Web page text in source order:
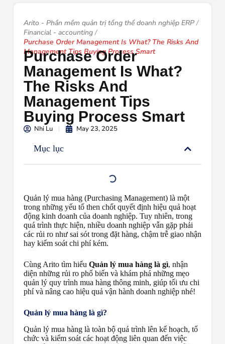
Arito - Phần mềm quản trị tổng thể doanh nghiệp ERP
Financial - accounting
Purchase Order Management Is What? The Risks And
Management Tips Buying Process Smart
Purchase Order
Management Is What?
The Risks And
Management Tips
Buying Process Smart
Nhi Lu May 23, 2025
Mục lục
Quản lý mua hàng (Purchasing Management) là một
trong những yếu tố then chốt quyết định hiệu quả hoạt
động kinh doanh của doanh nghiệp. Tuy nhiên, trong
quá trình thực hiện, nhiều doanh nghiệp vẫn gặp phải
các rủi ro như sai sót trong đặt hàng, chậm trễ giao nhận
hay kiểm soát chi phí kém.
Cùng Arito tìm hiểu Quản lý mua hàng là gì, nhận
diện những rủi ro phổ biến và khám phá những mẹo
quản lý quy trình mua hàng thông minh, giúp tối ưu chi
phí và nâng cao hiệu quả vận hành doanh nghiệp nhé!
Quản lý mua hàng là gì?
Quản lý mua hàng là toàn bộ quá trình lên kế hoạch, tổ
chức và kiểm soát các hoạt động liên quan đến việc